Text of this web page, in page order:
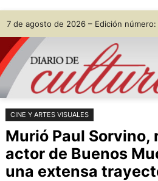
Saltar
al
contenido
Skip
to
content
7 de agosto de 2026 – Edición número:
CINE Y ARTES VISUALES
Murió Paul Sorvino,
actor de Buenos
una extensa